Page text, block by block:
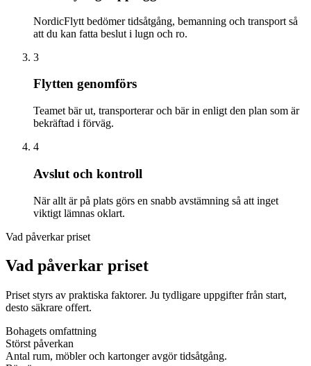
NordicFlytt bedömer tidsåtgång, bemanning och transport så
att du kan fatta beslut i lugn och ro.
3
Flytten genomförs
Teamet bär ut, transporterar och bär in enligt den plan som är
bekräftad i förväg.
4
Avslut och kontroll
När allt är på plats görs en snabb avstämning så att inget
viktigt lämnas oklart.
Vad påverkar priset
Vad påverkar priset
Priset styrs av praktiska faktorer. Ju tydligare uppgifter från start,
desto säkrare offert.
Bohagets omfattning
Störst påverkan
Antal rum, möbler och kartonger avgör tidsåtgång.